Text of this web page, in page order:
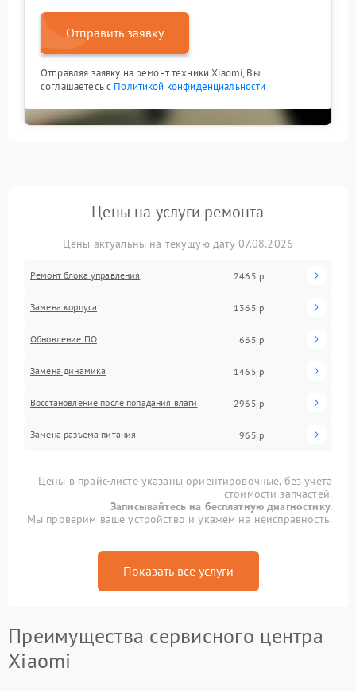
Отправить заявку
Отправляя заявку на ремонт техники Xiaomi, Вы
соглашаетесь с Политикой конфиденциальности
Цены на услуги ремонта
Цены актуальны на текущую дату 07.08.2026
Ремонт блока управления 2465 р
Замена корпуса 1365 р
Обновление ПО 665 р
Замена динамика 1465 р
Восстановление после попадания влаги 2965 р
Замена разъема питания 965 р
Цены в прайс-листе указаны ориентировочные, без учета
стоимости запчастей.
Записывайтесь на бесплатную диагностику.
Мы проверим ваше устройство и укажем на неисправность.
Показать все услуги
Преимущества сервисного центра
Xiaomi